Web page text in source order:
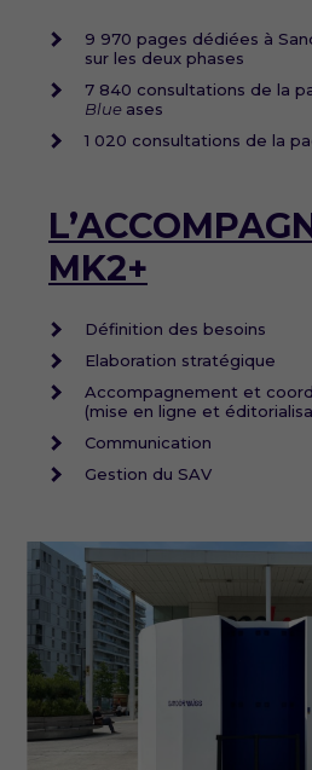
9 970 pages dédiées à
sur les deux phases
7 840 consultations de la
Blue ases
1 020 consultations de la
MK2+
Définition des besoins
Elaboration stratégique
Accompagnement et
(mise en ligne et
Communication
Gestion du SAV